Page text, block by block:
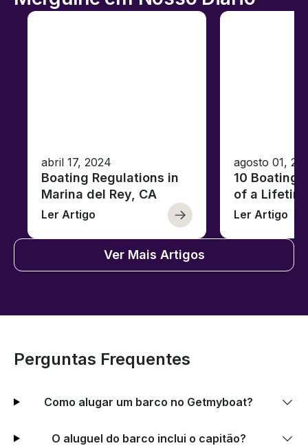
abril 17, 2024
Boating Regulations in
Marina del Rey, CA
Ler Artigo
agosto 01,
10 Boating
of a
Ler Artigo
Ver Mais Artigos
Perguntas Frequentes
Como alugar um barco no Getmyboat?
O aluguel do barco inclui o capitão?